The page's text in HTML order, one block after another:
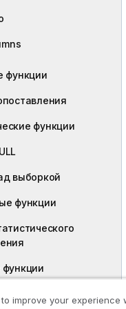
функции
функции
выборкой
функции
improve your experience